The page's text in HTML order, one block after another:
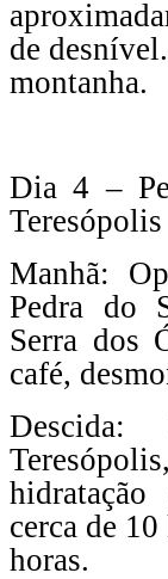
de
montanha.
Dia 4 –
Teresópolis
Manhã:
Pedra do
Serra dos
café,
Descida:
cerca de
horas.